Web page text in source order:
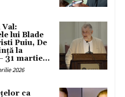
Val:
lui Blade
Puiu, De
la
31 martie...
2026
ca